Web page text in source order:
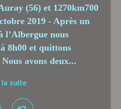
(56) et 1270km700
2019 - Après un
l’Albergue nous
8h00 et quittons
avons deux...
la suite